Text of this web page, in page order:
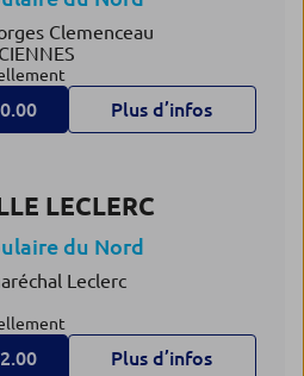
Clemenceau
Plus d’infos
LECLERC
du Nord
Leclerc
Plus d’infos